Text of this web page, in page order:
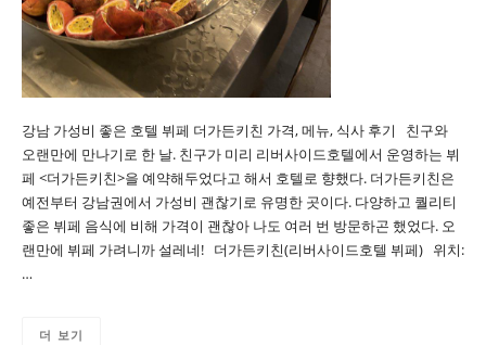
강남 가성비 좋은 호텔 뷔페 더가든키친 가격, 메뉴, 식사 후기 친구와
오랜만에 만나기로 한 날. 친구가 미리 리버사이드호텔에서 운영하는 뷔
페 <더가든키친>을 예약해두었다고 해서 호텔로 향했다. 더가든키친은
예전부터 강남권에서 가성비 괜찮기로 유명한 곳이다. 다양하고 퀄리티
좋은 뷔페 음식에 비해 가격이 괜찮아 나도 여러 번 방문하곤 했었다. 오
랜만에 뷔페 가려니까 설레네! 더가든키친(리버사이드호텔 뷔페) 위치:
…
더 보기